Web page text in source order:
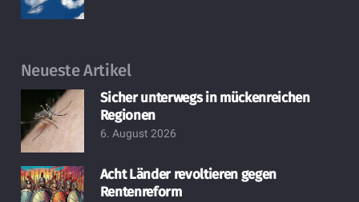
Neueste Artikel
Sicher unterwegs in mückenreichen
Regionen
6. August 2026
Acht Länder revoltieren gegen
Rentenreform